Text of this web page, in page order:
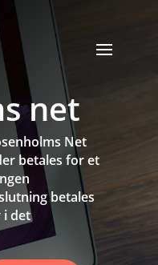
net
Net
betales for et
betales
i det